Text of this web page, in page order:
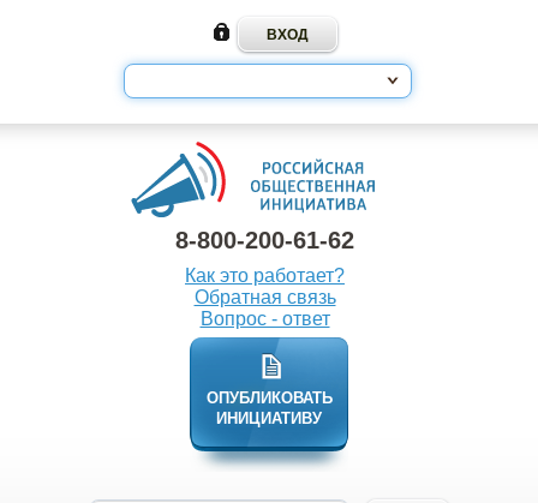
8-800-200-61-62
Как это работает?
Обратная связь
Вопрос - ответ
ОПУБЛИКОВАТЬ
ИНИЦИАТИВУ